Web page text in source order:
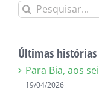
Buscar
Últimas histórias
Para Bia, aos
19/04/2026